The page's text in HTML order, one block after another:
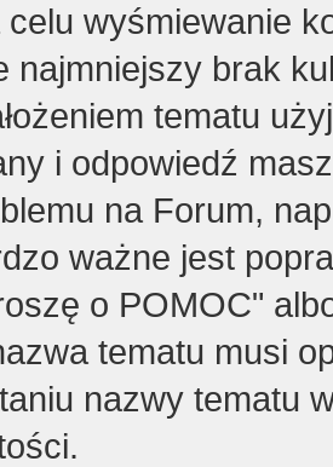
celu wyśmiewanie
najmniejszy brak
tematu
i odpowiedź
na Forum,
ważne jest
o POMOC"
tematu musi
nazwy tematu